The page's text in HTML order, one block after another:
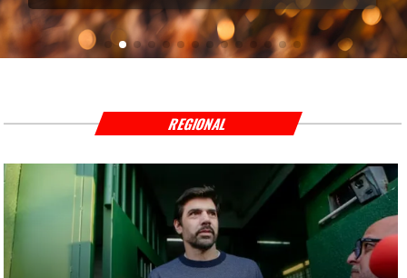
REGIONAL